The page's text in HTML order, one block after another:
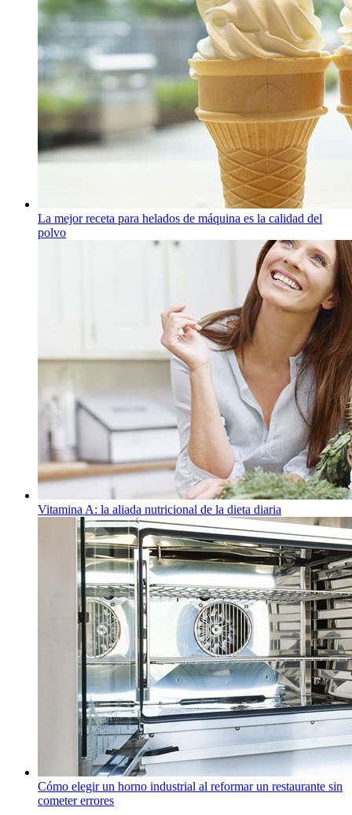
La mejor receta para helados de máquina es la calidad del
polvo
Vitamina A: la aliada nutricional de la dieta diaria
Cómo elegir un horno industrial al reformar un restaurante sin
cometer errores